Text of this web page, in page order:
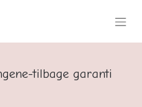
tilbage garanti